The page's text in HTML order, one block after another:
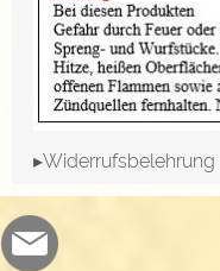
▸Widerrufsbelehrung